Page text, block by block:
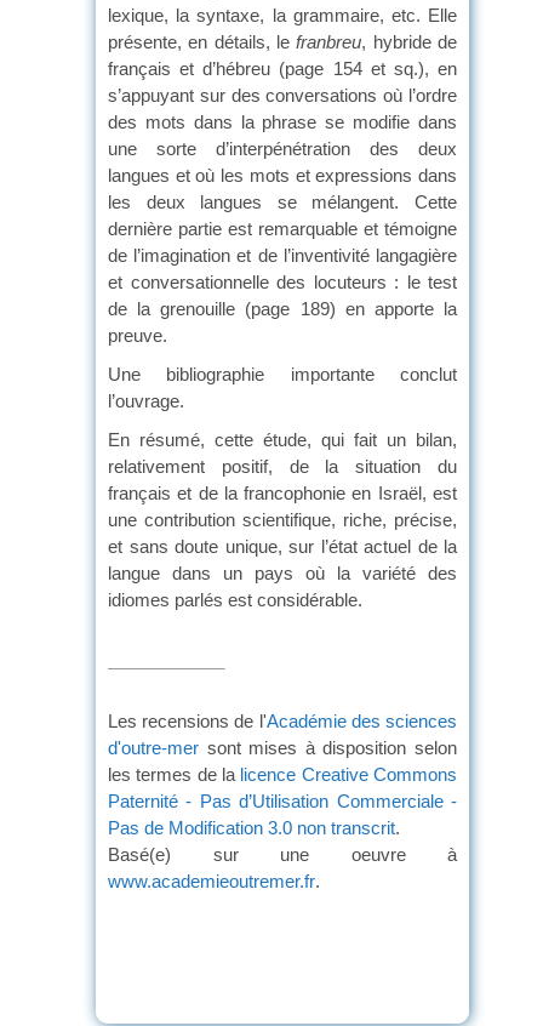
lexique, la syntaxe, la grammaire, etc. Elle
présente, en détails, lefranbreu, hybride de
français et d’hébreu (page 154 et sq.), en
s’appuyant sur des conversations où l’ordre
des mots dans la phrase se modifie dans
une sorte d’interpénétration des deux
langues et où les mots et expressions dans
les deux langues se mélangent. Cette
dernière partie est remarquable et témoigne
de l’imagination et de l’inventivité langagière
et conversationnelle des locuteurs : le test
de la grenouille (page 189) en apporte la
preuve.
Une bibliographie importante conclut
l’ouvrage.
En résumé, cette étude, qui fait un bilan,
relativement positif, de la situation du
français et de la francophonie en Israël, est
une contribution scientifique, riche, précise,
et sans doute unique, sur l’état actuel de la
langue dans un pays où la variété des
idiomes parlés est considérable.
Les recensions de l'Académie des sciences
d'outre-mer sont mises à disposition selon
les termes de la licence Creative Commons
Paternité - Pas d’Utilisation Commerciale -
Pas de Modification 3.0 non transcrit.
Basé(e) sur une oeuvre à
www.academieoutremer.fr.